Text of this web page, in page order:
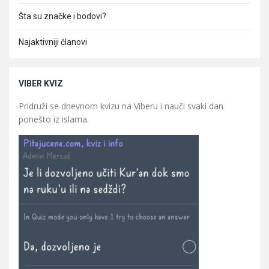
Šta su značke i bodovi?
Najaktivniji članovi
VIBER KVIZ
Pridruži se dnevnom kvizu na Viberu i nauči svaki dan
ponešto iz islama.